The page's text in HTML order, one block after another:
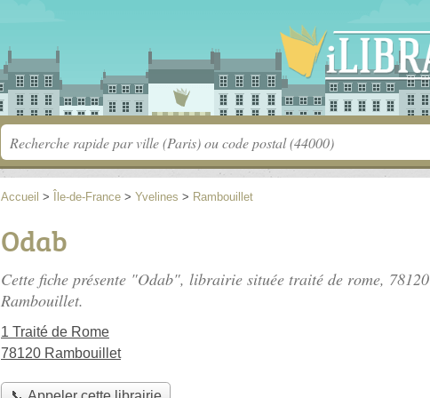
Accueil > Île-de-France > Yvelines > Rambouillet
Odab
Cette fiche présente "Odab", librairie située traité de rome, 78120
Rambouillet.
1 Traité de Rome
78120 Rambouillet